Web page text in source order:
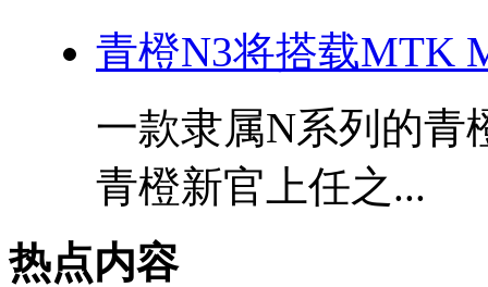
青橙N3将搭载MTK
一款隶属N系列的青
青橙新官上任之...
热点内容